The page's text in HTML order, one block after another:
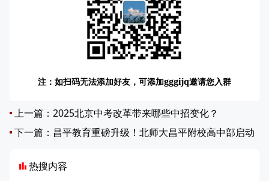
注：如扫码无法添加好友，可添加gggijq邀请您入群
上一篇： 2025北京中考改革带来哪些中招变化？
下一篇： 昌平教育重磅升级！北师大昌平附校高中部启动
热搜内容